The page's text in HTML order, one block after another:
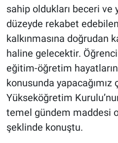
sahip oldukları beceri
düzeyde rekabet
kalkınmasına doğrudan
haline gelecektir.
eğitim-öğretim
konusunda yapacağımız
Yükseköğretim
temel gündem maddesi
şeklinde konuştu.